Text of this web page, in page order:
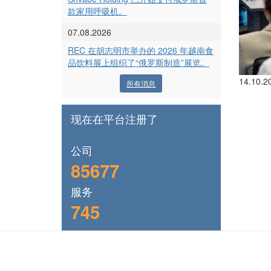
款家用呼吸机。
07.08.2026
REC 在胡志明市举办的 2026 年越南食
品饮料展上组织了“俄罗斯制造”展览。
所有消息
现在在平台注册了
公司
85677
服务
745